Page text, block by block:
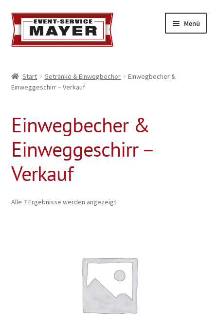
Menü
Event-Service
Impressionen
Kontakt & Feedback
Start Getränke & Einwegbecher
Einwegbecher &
Einweggeschirr – Verkauf
Einwegbecher &
Einweggeschirr –
Verkauf
Alle 7 Ergebnisse werden angezeigt